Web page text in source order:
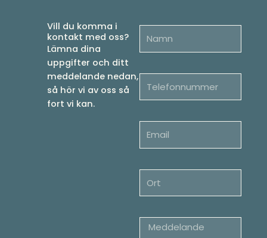
Vill du komma i
kontakt med oss?
Lämna dina
uppgifter och ditt
meddelande nedan,
så hör vi av oss så
fort vi kan.